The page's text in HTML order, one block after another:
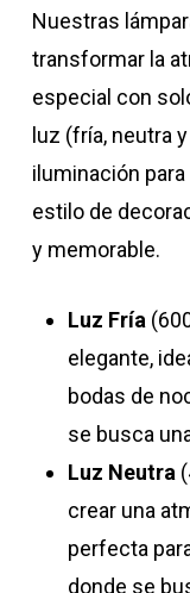
Nuestras
transformar la
especial con
luz (fría, neutra
iluminación
estilo de
y memorable.
Luz Fría
elegante,
bodas de
se busca
Luz Neutra
crear una
perfecta
donde se